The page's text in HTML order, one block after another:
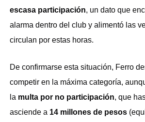
escasa participación, un dato que
alarma dentro del club y alimentó las
circulan por estas horas.
De confirmarse esta situación, Ferro
competir en la máxima categoría,
la multa por no participación, que
asciende a 14 millones de pesos